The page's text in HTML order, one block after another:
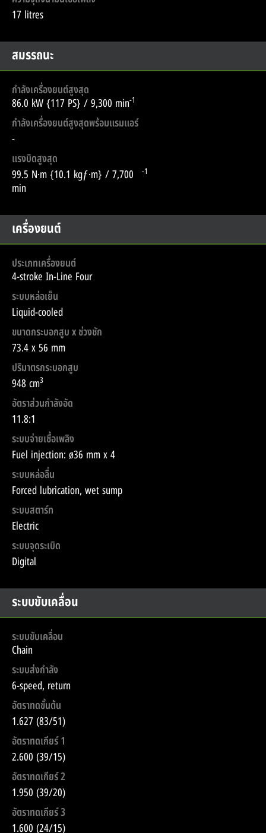
17 litres
สมรรถนะ
กำลังเครื่องยนต์สูงสุด
86.0 kW {117 PS} / 9,300 min-1
กำลังเครื่องยนต์สูงสุดพร้อมแรมแอร์
-
แรงบิดสูงสุด
99.5 N·m {10.1 kgƒ·m} / 7,700
min
-1
เครื่องยนต์
ประเภทเครื่องยนต์
4-stroke In-Line Four
ระบบหล่อเย็น
Liquid-cooled
ขนาดกระบอกสูบ x ช่วงชัก
73.4 x 56 mm
ปริมาตรกระบอกสูบ
948 cm3
อัตราส่วนกำลังอัด
11.8:1
ระบบจ่ายเชื้อเพลิง
Fuel injection: ø36 mm x 4
ระบบหล่อลื่น
Forced lubrication, wet sump
ระบบสตาร์ท
Electric
ระบบจุดระเบิด
Digital
ระบบขับเคลื่อน
ระบบขับเคลื่อน
Chain
ระบบส่งกำลัง
6-speed, return
อัตราทดขั้นต้น
1.627 (83/51)
อัตราทดเกียร์ 1
2.600 (39/15)
อัตราทดเกียร์ 2
1.950 (39/20)
อัตราทดเกียร์ 3
1.600 (24/15)